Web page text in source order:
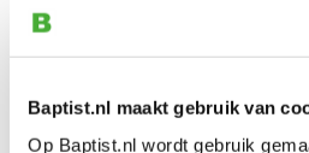
Baptist.nl maakt gebruik van
Op Baptist.nl wordt gebruik
€ 27,77 ohne MwSt